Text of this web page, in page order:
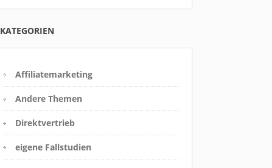
KATEGORIEN
Affiliatemarketing
Andere Themen
Direktvertrieb
eigene Fallstudien